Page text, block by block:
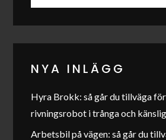
NYA INLÄGG
Hyra Brokk: så går du tillväga
rivningsrobot i trånga och
Arbetsbil på vägen: så går du